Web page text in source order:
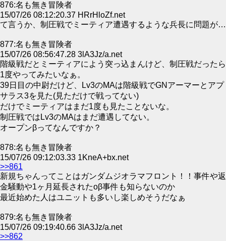
876:名も無き冒険者
15/07/26 08:12:20.37 HRrHloZf.net
て言うか、制圧戦でミーティア遭遇するような兵長に問題が…
877:名も無き冒険者
15/07/26 08:56:47.28 3lA3Jz/a.net
階級戦だとミーティアによう突っ込まんけど、制圧戦だったら
1度やってみたいなぁ。
39日目の中尉だけど、Lv3のMAは階級戦でGNアーマーとアプ
サラス3を見た(見ただけで戦ってない)
だけでミーティアはまだ1度も見たことないな。
制圧戦ではLv3のMAはまだ遭遇してない。
オープンβってなんですか？
878:名も無き冒険者
15/07/26 09:12:03.33 1KneA+bx.net
>>861
新規ちゃんってことはガンダムジオラマフロント！！事件や返
金騒動や1ヶ月延長されたoβ事件も知らないのか
最近始めた人はユニットも多いし楽しめそうだなぁ
879:名も無き冒険者
15/07/26 09:19:40.66 3lA3Jz/a.net
>>862